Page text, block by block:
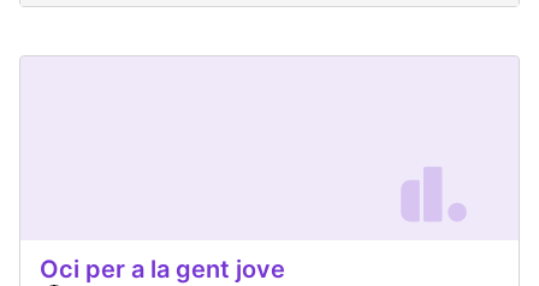
Oci per a la gent jove